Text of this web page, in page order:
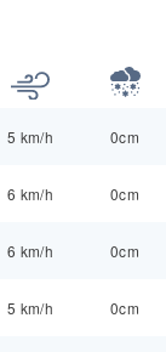
5 km/h 0cm
6 km/h 0cm
6 km/h 0cm
5 km/h 0cm